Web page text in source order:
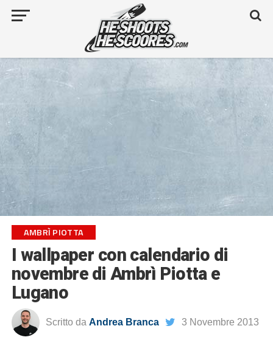
AMBRÌ PIOTTA
I wallpaper con calendario di
novembre di Ambrì Piotta e
Lugano
Scritto da Andrea Branca 3 Novembre 2013